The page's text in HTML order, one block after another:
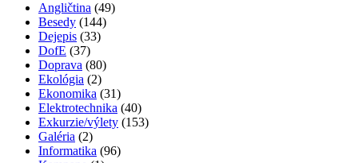
Angličtina (49)
Besedy (144)
Dejepis (33)
DofE (37)
Doprava (80)
Ekológia (2)
Ekonomika (31)
Elektrotechnika (40)
Exkurzie/výlety (153)
Galéria (2)
Informatika (96)